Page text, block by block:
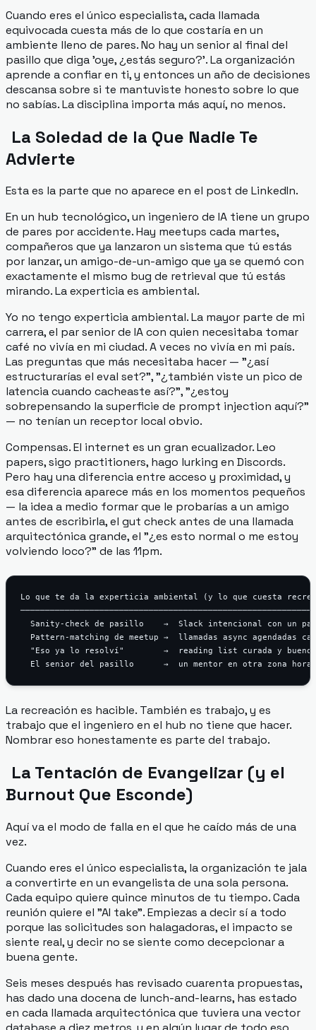
Cuando eres el único especialista, cada llamada
equivocada cuesta más de lo que costaría en un
ambiente lleno de pares. No hay un senior al final del
pasillo que diga 'oye, ¿estás seguro?'. La organización
aprende a confiar en ti, y entonces un año de decisiones
descansa sobre si te mantuviste honesto sobre lo que
no sabías. La disciplina importa más aquí, no menos.
La Soledad de la Que Nadie Te
Advierte
Esta es la parte que no aparece en el post de LinkedIn.
En un hub tecnológico, un ingeniero de IA tiene un grupo
de pares por accidente. Hay meetups cada martes,
compañeros que ya lanzaron un sistema que tú estás
por lanzar, un amigo-de-un-amigo que ya se quemó con
exactamente el mismo bug de retrieval que tú estás
mirando. La experticia es ambiental.
Yo no tengo experticia ambiental. La mayor parte de mi
carrera, el par senior de IA con quien necesitaba tomar
café no vivía en mi ciudad. A veces no vivía en mi país.
Las preguntas que más necesitaba hacer — "¿así
estructurarías el eval set?", "¿también viste un pico de
latencia cuando cacheaste así?", "¿estoy
sobrepensando la superficie de prompt injection aquí?"
— no tenían un receptor local obvio.
Compensas. El internet es un gran ecualizador. Leo
papers, sigo practitioners, hago lurking en Discords.
Pero hay una diferencia entre acceso y proximidad, y
esa diferencia aparece más en los momentos pequeños
— la idea a medio formar que le probarías a un amigo
antes de escribirla, el gut check antes de una llamada
arquitectónica grande, el "¿es esto normal o me estoy
volviendo loco?" de las 11pm.
Lo que te da la experticia ambiental (y lo que cuesta
Sanity-check de pasillo    →  Slack intencional con un
Pattern-matching de meetup →  llamadas async agendadas
"Eso ya lo resolví"        →  reading list curada y
La recreación es hacible. También es trabajo, y es
trabajo que el ingeniero en el hub no tiene que hacer.
Nombrar eso honestamente es parte del trabajo.
La Tentación de Evangelizar (y el
Burnout Que Esconde)
Aquí va el modo de falla en el que he caído más de una
vez.
Cuando eres el único especialista, la organización te jala
a convertirte en un evangelista de una sola persona.
Cada equipo quiere quince minutos de tu tiempo. Cada
reunión quiere el "AI take". Empiezas a decir sí a todo
porque las solicitudes son halagadoras, el impacto se
siente real, y decir no se siente como decepcionar a
buena gente.
Seis meses después has revisado cuarenta propuestas,
has dado una docena de lunch-and-learns, has estado
en cada llamada arquitectónica que tuviera una vector